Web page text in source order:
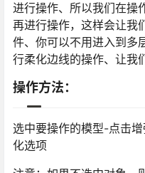
进行操作、所以我们在操
再进行操作，这样会让我
件、你可以不用进入到多
行柔化边线的操作、让我
操作方法：
选中要操作的模型-点击
化选项